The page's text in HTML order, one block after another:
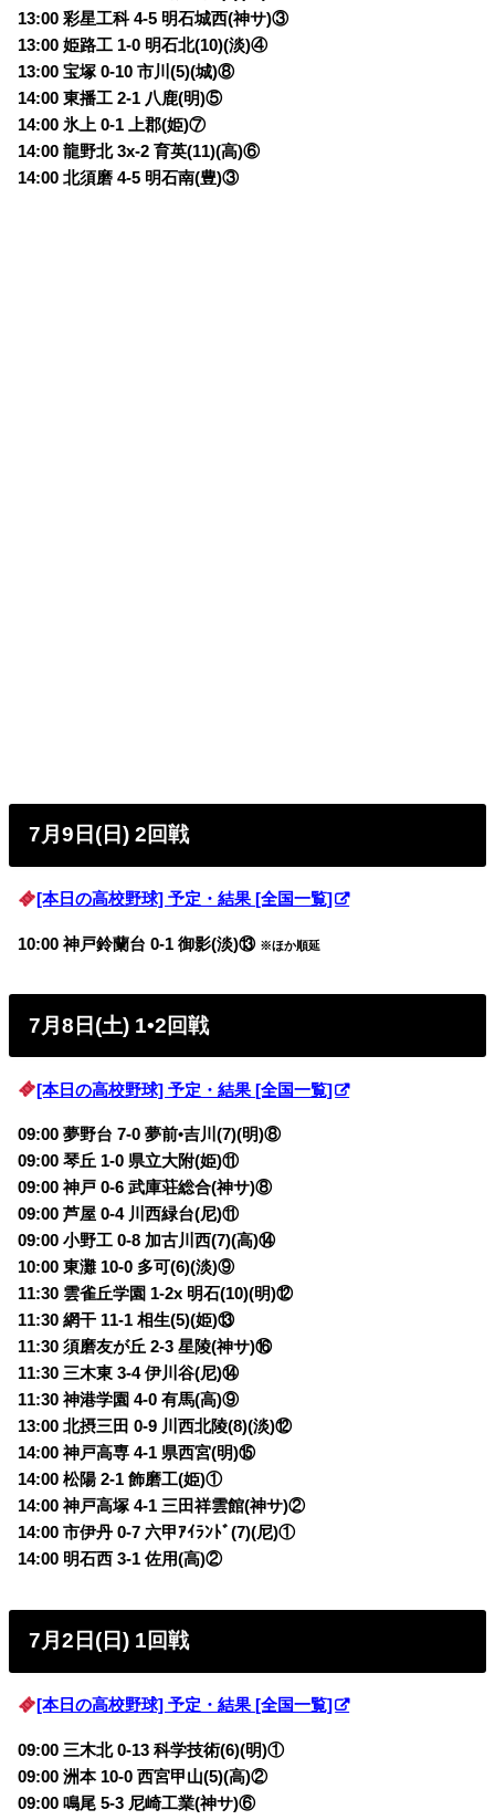
13:00 彩星工科 4-5 明石城西(神サ)③
13:00 姫路工 1-0 明石北(10)(淡)④
13:00 宝塚 0-10 市川(5)(城)⑧
14:00 東播工 2-1 八鹿(明)⑤
14:00 氷上 0-1 上郡(姫)⑦
14:00 龍野北 3x-2 育英(11)(高)⑥
14:00 北須磨 4-5 明石南(豊)③
7月9日(日) 2回戦
[本日の高校野球] 予定・結果 [全国一覧]
10:00 神戸鈴蘭台 0-1 御影(淡)⑬ ※ほか順延
7月8日(土) 1•2回戦
[本日の高校野球] 予定・結果 [全国一覧]
09:00 夢野台 7-0 夢前•吉川(7)(明)⑧
09:00 琴丘 1-0 県立大附(姫)⑪
09:00 神戸 0-6 武庫荘総合(神サ)⑧
09:00 芦屋 0-4 川西緑台(尼)⑪
09:00 小野工 0-8 加古川西(7)(高)⑭
10:00 東灘 10-0 多可(6)(淡)⑨
11:30 雲雀丘学園 1-2x 明石(10)(明)⑫
11:30 網干 11-1 相生(5)(姫)⑬
11:30 須磨友が丘 2-3 星陵(神サ)⑯
11:30 三木東 3-4 伊川谷(尼)⑭
11:30 神港学園 4-0 有馬(高)⑨
13:00 北摂三田 0-9 川西北陵(8)(淡)⑫
14:00 神戸高専 4-1 県西宮(明)⑮
14:00 松陽 2-1 飾磨工(姫)①
14:00 神戸高塚 4-1 三田祥雲館(神サ)②
14:00 市伊丹 0-7 六甲ｱｲﾗﾝﾄﾞ(7)(尼)①
14:00 明石西 3-1 佐用(高)②
7月2日(日) 1回戦
[本日の高校野球] 予定・結果 [全国一覧]
09:00 三木北 0-13 科学技術(6)(明)①
09:00 洲本 10-0 西宮甲山(5)(高)②
09:00 鳴尾 5-3 尼崎工業(神サ)⑥